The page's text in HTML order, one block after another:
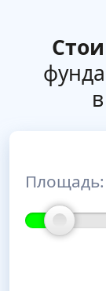
Площадь: